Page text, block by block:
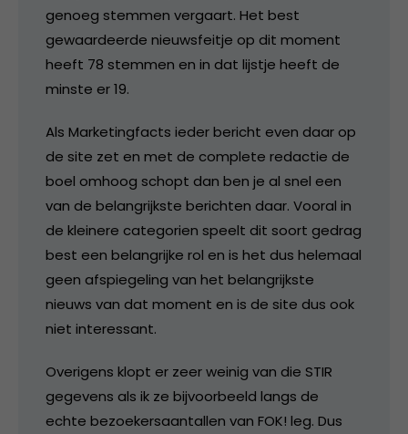
genoeg stemmen vergaart. Het best
gewaardeerde nieuwsfeitje op dit moment
heeft 78 stemmen en in dat lijstje heeft de
minste er 19.
Als Marketingfacts ieder bericht even daar op
de site zet en met de complete redactie de
boel omhoog schopt dan ben je al snel een
van de belangrijkste berichten daar. Vooral in
de kleinere categorien speelt dit soort gedrag
best een belangrijke rol en is het dus helemaal
geen afspiegeling van het belangrijkste
nieuws van dat moment en is de site dus ook
niet interessant.
Overigens klopt er zeer weinig van die STIR
gegevens als ik ze bijvoorbeeld langs de
echte bezoekersaantallen van FOK! leg. Dus